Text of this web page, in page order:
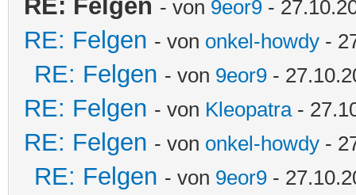
RE: Felgen - von 9eor9 -
RE: Felgen - von onkel-howdy -
RE: Felgen - von 9eor9 -
RE: Felgen - von Kleopatra-
RE: Felgen - von onkel-howdy -
RE: Felgen - von 9eor9 -